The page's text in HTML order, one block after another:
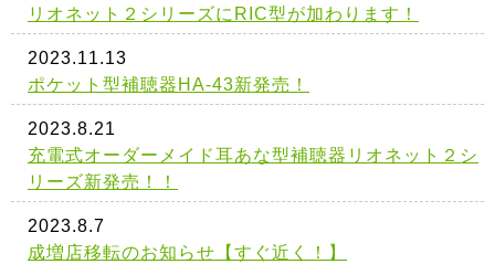
リオネット２シリーズにRIC型が加わります！
2023.11.13
ポケット型補聴器HA-43新発売！
2023.8.21
充電式オーダーメイド耳あな型補聴器リオネット２シ
リーズ新発売！！
2023.8.7
成増店移転のお知らせ【すぐ近く！】